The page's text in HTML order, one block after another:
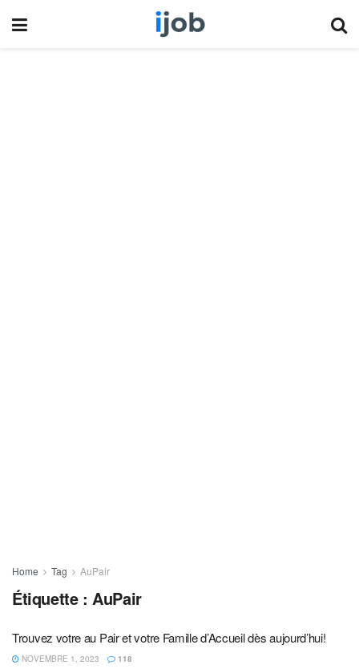
Home Tag AuPair
Étiquette :AuPair
Trouvez votre au Pair et votre Famille d’Accueil dès aujourd’hui!
NOVEMBRE 1, 2023 118